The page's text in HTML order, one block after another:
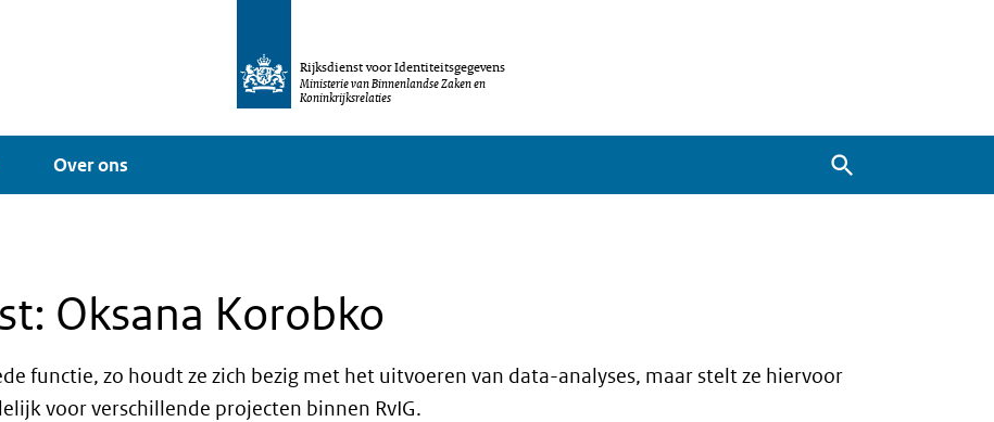
Rijksdienst voor Identiteitsgegevens
Ministerie van Binnenlandse Zaken en
Koninkrijksrelaties
Over ons
Zoeken
Oksana Korobko
functie, zo houdt ze zich bezig met het uitvoeren van data-analyses, maar stelt ze hiervoor
voor verschillende projecten binnen RvIG.